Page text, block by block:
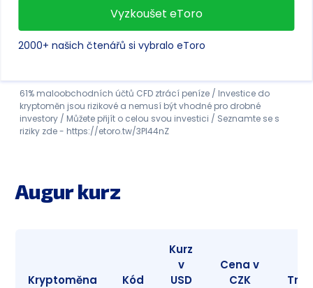
Vyzkoušet eToro
2000+ našich čtenářů si vybralo eToro
61% maloobchodních účtů CFD ztrácí peníze / Investice do
kryptoměn jsou rizikové a nemusí být vhodné pro drobné
investory / Můžete přijít o celou svou investici / Seznamte se s
riziky zde - https://etoro.tw/3PI44nZ
Augur kurz
Kryptoměna Kód
Kurz
v
USD
Cena v
CZK